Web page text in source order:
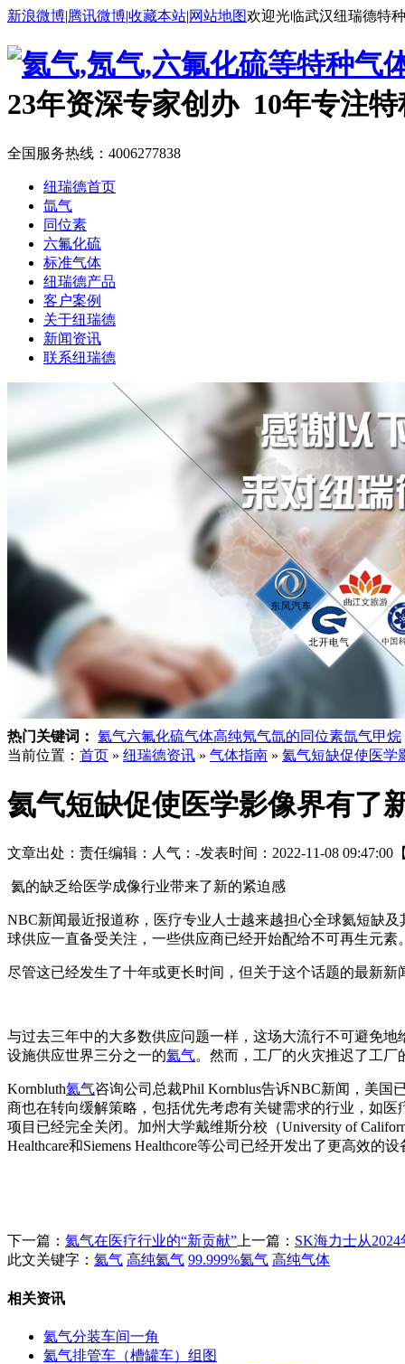
新浪微博|腾讯微博|收藏本站|网站地图欢迎光临武汉纽瑞德特
23年资深专家创办 10年专注
全国服务热线： 4006277838
纽瑞德首页
氙气
同位素
六氟化硫
标准气体
纽瑞德产品
客户案例
关于纽瑞德
新闻资讯
联系纽瑞德
热门关键词： 氦气六氟化硫气体高纯氖气氙的同位素氙气甲烷
当前位置： 首页 » 纽瑞德资讯 » 气体指南 » 氦气短缺促使医学
氦气短缺促使医学影像界有了
文章出处： 责任编辑： 人气： -发表时间：2022-11-08 09:47:00
氦的缺乏给医学成像行业带来了新的紧迫感
NBC新闻最近报道称，医疗专业人士越来越担心全球氦短缺
球供应一直备受关注，一些供应商已经开始配给不可再生元素
尽管这已经发生了十年或更长时间，但关于这个话题的最新
与过去三年中的大多数供应问题一样，这场大流行不可避免
设施供应世界三分之一的氦气。然而，工厂的火灾推迟了工厂
Kornbluth氦气咨询公司总裁Phil Kornblus告诉NBC新闻，美
商也在转向缓解策略，包括优先考虑有关键需求的行业，如
项目已经完全关闭。加州大学戴维斯分校（University of
Healthcare和Siemens Healthcore等公司已经开发出了更高效的
下一篇： 氦气在医疗行业的“新贡献” 上一篇： SK海力士从
此文关键字： 氦气 高纯氦气 99.999%氦气 高纯气体
相关资讯
氦气分装车间一角
氦气排管车（槽罐车）组图